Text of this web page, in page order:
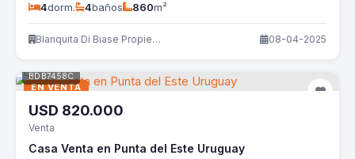
4dorm. 4baños 860m²
Blanquita Di Biase Propiedades 08-04-2025
EN VENTA
BDB7458C
USD 820.000
Venta
Casa Venta en Punta del Este Uruguay